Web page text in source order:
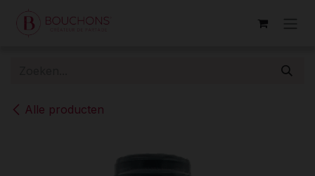
Overslaan naar inhoud
Alle producten